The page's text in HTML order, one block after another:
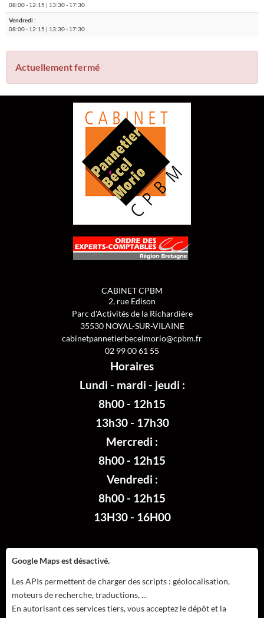
08:00- 12:15 | 13:30- 17:30
Vendredi :
08:00- 12:15 | 13:30- 17:30
Actuellement fermé
CABINET CPBM
2, rue Edison
Parc d'Activités de la Richardière
35530 NOYAL-SUR-VILAINE
cabinetpannetierbecelmorio@cpbm.fr
02 99 00 61 55
Horaires
Lundi - mardi - jeudi :
8h00 - 12h15
13h30 - 17h30
Mercredi :
8h00 - 12h15
Vendredi :
8h00 - 12h15
13H30 - 16H00
Google Maps est désactivé.
Les APIs permettent de charger des scripts : géolocalisation,
moteurs de recherche, traductions, ...
En autorisant ces services tiers, vous acceptez le dépôt et la